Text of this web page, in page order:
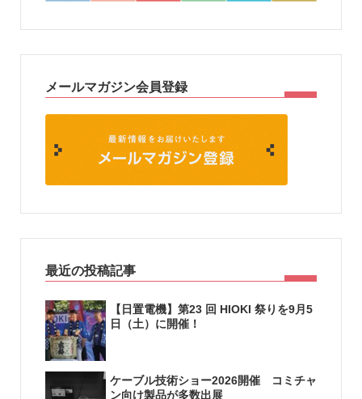
メールマガジン会員登録
最近の投稿記事
【日置電機】第23 回 HIOKI 祭りを9月5
日（土）に開催！
ケーブル技術ショー2026開催 コミチャ
ン向け製品が多数出展